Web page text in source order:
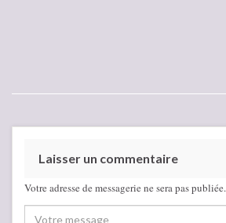
Laisser un commentaire
Votre adresse de messagerie ne sera pas publiée.